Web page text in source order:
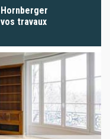
travaux